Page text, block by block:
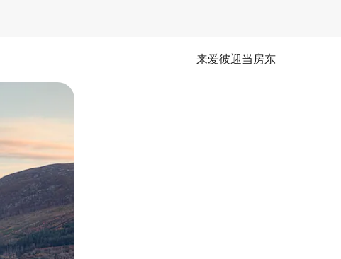
来爱彼迎当房东